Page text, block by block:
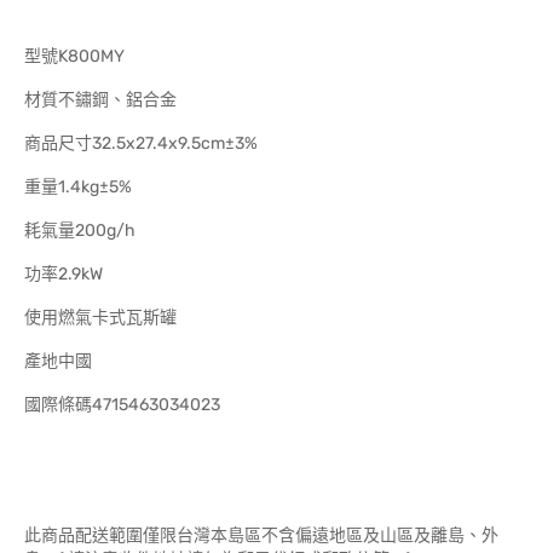
型號K800MY
材質不鏽鋼、鋁合金
商品尺寸32.5x27.4x9.5cm±3%
重量1.4kg±5%
耗氣量200g/h
功率2.9kW
使用燃氣卡式瓦斯罐
產地中國
國際條碼4715463034023
此商品配送範圍僅限台灣本島區不含偏遠地區及山區及離島、外